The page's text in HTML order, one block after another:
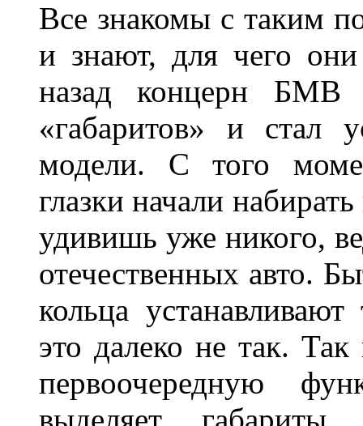
Все знакомы с таким
и знают, для чего
назад концерн БМВ
«габаритов» и стал
модели. С того
глазки начали
удивишь уже никого,
отечественных авто.
кольца
это далеко не так. Так
первоочередную